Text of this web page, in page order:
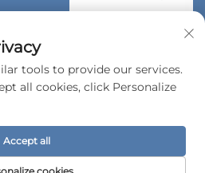
2026 Bomeda International Trading
Απορρήτου
tools to provide our services.
all cookies, click Personalize
Accept all